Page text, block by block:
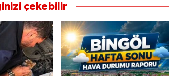
çekebilir